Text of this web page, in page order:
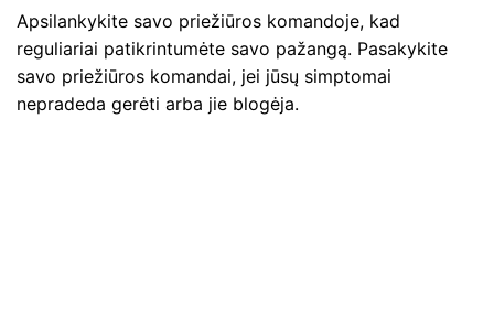
Apsilankykite savo priežiūros komandoje, kad
reguliariai patikrintumėte savo pažangą. Pasakykite
savo priežiūros komandai, jei jūsų simptomai
nepradeda gerėti arba jie blogėja.